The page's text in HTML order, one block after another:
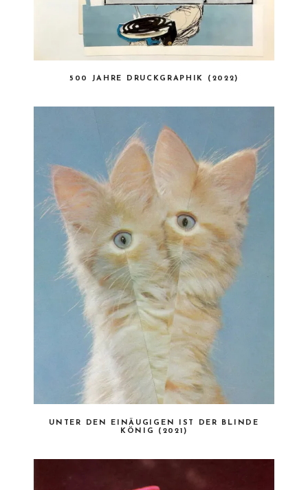
500 JAHRE DRUCKGRAPHIK (2022)
UNTER DEN EINÄUGIGEN IST DER BLINDE
KÖNIG (2021)